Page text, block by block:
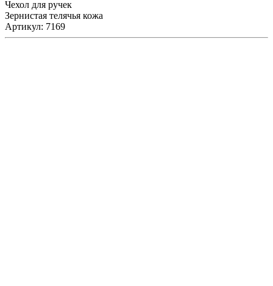
Чехол для ручек
Зернистая телячья кожа
Артикул: 7169